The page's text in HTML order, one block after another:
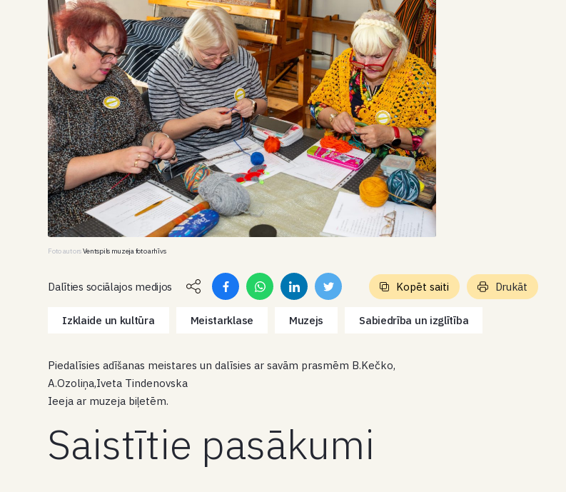
Foto autorsVentspils muzeja foto arhīvs
Dalīties sociālajos medijos Kopēt saiti Drukāt
Izklaide un kultūra Meistarklase Muzejs Sabiedrība un izglītība
Piedalīsies adīšanas meistares un dalīsies ar savām prasmēm B.Kečko,
A.Ozoliņa,Iveta Tindenovska
Ieeja ar muzeja biļetēm.
Saistītie pasākumi